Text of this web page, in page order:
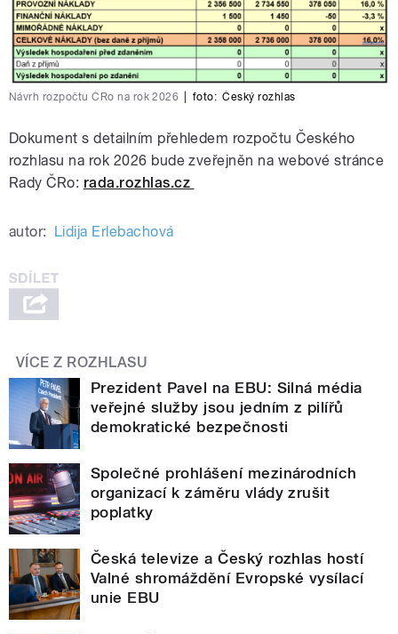
Návrh rozpočtu ČRo na rok 2026 foto: Český rozhlas
Dokument s detailním přehledem rozpočtu Českého
rozhlasu na rok 2026 bude zveřejněn na webové stránce
Rady ČRo: rada.rozhlas.cz
autor: Lidija Erlebachová
VÍCE Z ROZHLASU
Prezident Pavel na EBU: Silná média
veřejné služby jsou jedním z pilířů
demokratické bezpečnosti
Společné prohlášení mezinárodních
organizací k záměru vlády zrušit
poplatky
Česká televize a Český rozhlas hostí
Valné shromáždění Evropské vysílací
unie EBU